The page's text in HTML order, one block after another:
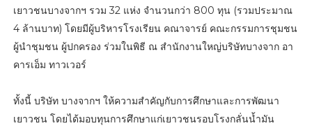
เยาวชนบางจากฯ รวม 32 แห่ง จำนวนกว่า 800 ทุน (รวมประมาณ
4 ล้านบาท) โดยมีผู้บริหารโรงเรียน คณาจารย์ คณะกรรมการชุมชน
ผู้นำชุมชน ผู้ปกครอง ร่วมในพิธี ณ สำนักงานใหญ่บริษัทบางจาก อา
คารเอ็ม ทาวเวอร์
ทั้งนี้ บริษัท บางจากฯ ให้ความสำคัญกับการศึกษาและการพัฒนา
เยาวชน โดยได้มอบทุนการศึกษาแก่เยาวชนรอบโรงกลั่นน้ำมัน